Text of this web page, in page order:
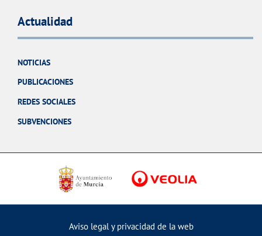
Actualidad
NOTICIAS
PUBLICACIONES
REDES SOCIALES
SUBVENCIONES
Aviso legal y privacidad de la web